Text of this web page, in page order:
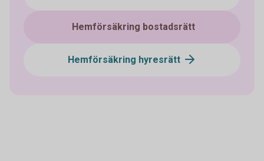
Hemförsäkring bostadsrätt
Hemförsäkring hyresrätt